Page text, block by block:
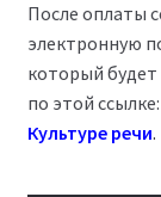
После оплаты
электронную
который
по этой ссылке:
Культуре речи.